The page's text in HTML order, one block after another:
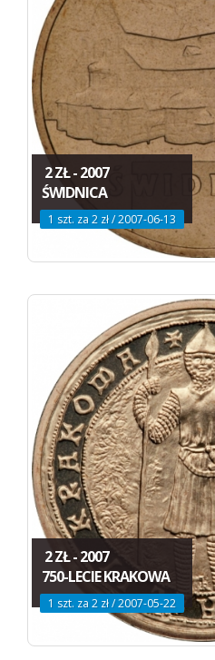
2 ZŁ - 2007
ŚWIDNICA
1 szt. za 2 zł / 2007-06-13
2 ZŁ - 2007
750-LECIE KRAKOWA
1 szt. za 2 zł / 2007-05-22